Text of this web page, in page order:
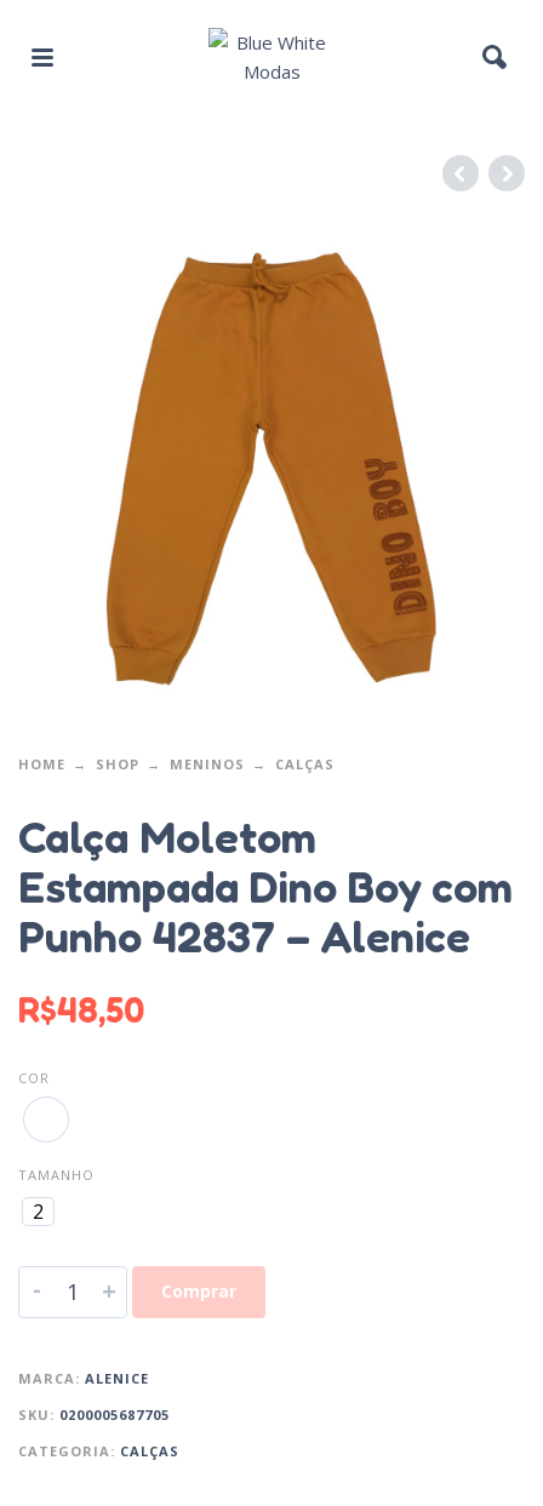
HOME SHOP MENINOS CALÇAS
Calça Moletom
Estampada Dino Boy com
Punho 42837 – Alenice
R$48,50
COR
TAMANHO
2
- + Comprar
MARCA: ALENICE
SKU: 0200005687705
CATEGORIA: CALÇAS